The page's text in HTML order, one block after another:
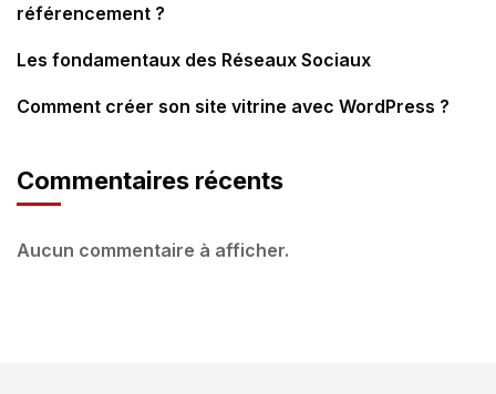
référencement ?
Les fondamentaux des Réseaux Sociaux
Comment créer son site vitrine avec WordPress ?
Commentaires récents
Aucun commentaire à afficher.